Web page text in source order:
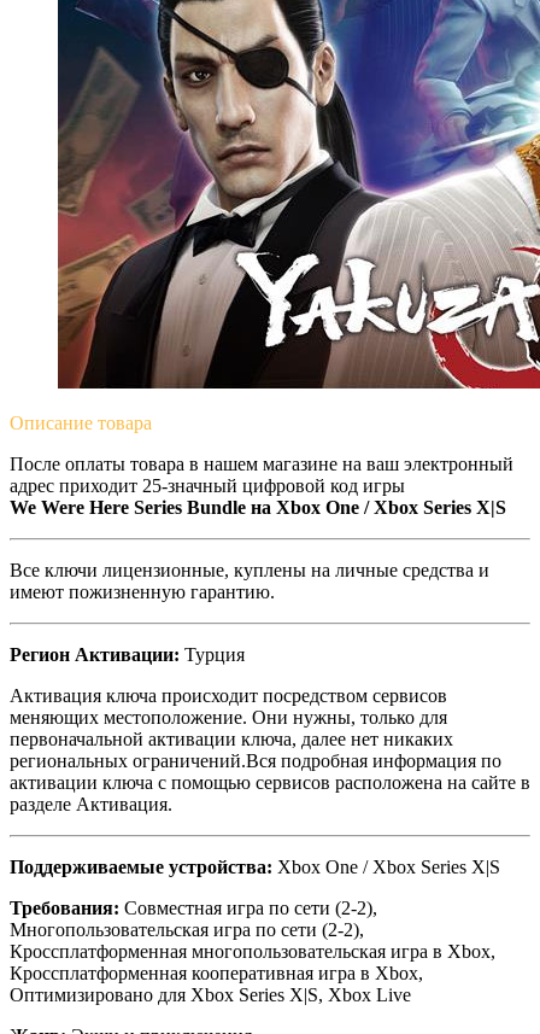
Описание товара
После оплаты товара в нашем магазине на ваш электронный
адрес приходит 25-значный цифровой код игры
We Were Here Series Bundle на Xbox One / Xbox Series X|S
Все ключи лицензионные, куплены на личные средства и
имеют пожизненную гарантию.
Регион Активации: Турция
Активация ключа происходит посредством сервисов
меняющих местоположение. Они нужны, только для
первоначальной активации ключа, далее нет никаких
региональных ограничений.Вся подробная информация по
активации ключа с помощью сервисов расположена на сайте в
разделе Активация.
Поддерживаемые устройства: Xbox One / Xbox Series X|S
Требования: Совместная игра по сети (2-2),
Многопользовательская игра по сети (2-2),
Кроссплатформенная многопользовательская игра в Xbox,
Кроссплатформенная кооперативная игра в Xbox,
Оптимизировано для Xbox Series X|S, Xbox Live